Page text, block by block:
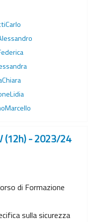
(12h) - 2023/24
di Formazione
sulla sicurezza